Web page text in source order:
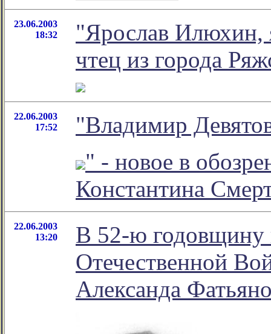
23.06.2003
18:32
"Ярослав
чтец из города
22.06.2003
17:52
"Владимир
" - новое в
Константина
22.06.2003
13:20
В 52-ю годовщину
Отечественной
Александа